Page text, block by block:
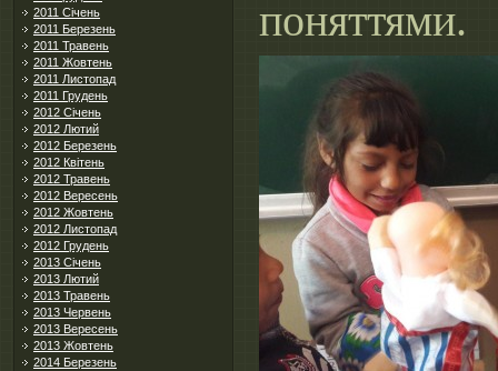
2011 Січень
2011 Березень
2011 Травень
2011 Жовтень
2011 Листопад
2011 Грудень
2012 Січень
2012 Лютий
2012 Березень
2012 Квітень
2012 Травень
2012 Вересень
2012 Жовтень
2012 Листопад
2012 Грудень
2013 Січень
2013 Лютий
2013 Травень
2013 Червень
2013 Вересень
2013 Жовтень
2014 Березень
поняттями.